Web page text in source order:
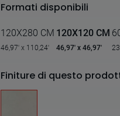
Formati disponibili
120X280 CM
46,97' x 110,24'
120X120 CM
46,97' x 46,97'
Finiture di questo